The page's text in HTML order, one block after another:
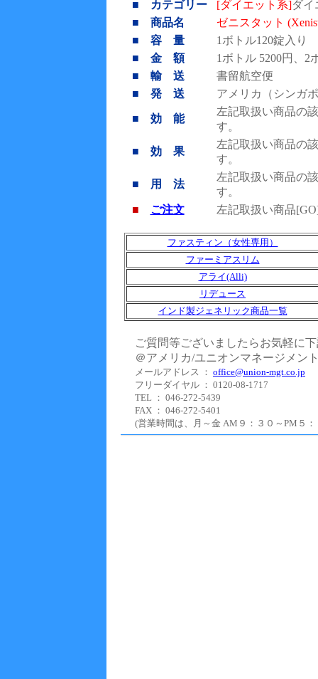
■ カテゴリー [ダイエット系]ダイ
■ 商品名
ゼニスタット
■ 容 量
1ボトル120錠入り
■ 金 額
1ボトル 5200円、2
■ 輸 送
書留航空便
■ 発 送
アメリカ（シンガ
■ 効 能
左記取扱い商品の
す。
■ 効 果
左記取扱い商品の
す。
■ 用 法
左記取扱い商品の
す。
■
ご注文 左記取扱い商品
ファスティン（女性専用）
ファーミアスリム
アライ(Alli)
リデュース
インド製ジェネリック商品一覧
ご質問等ございましたらお気軽に
＠アメリカ/ユニオンマネージメン
メールアドレス ： office@union-mgt.co.jp
フリーダイヤル ： 0120-08-1717
TEL ： 046-272-5439
FAX ： 046-272-5401
(営業時間は、月～金 AM９：３０～PM５